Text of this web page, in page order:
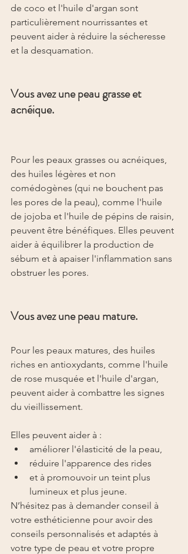
de coco et l'huile d'argan sont
particulièrement nourrissantes et
peuvent aider à réduire la sécheresse
et la desquamation.
Vous avez une peau grasse et
acnéique.
Pour les peaux grasses ou acnéiques,
des huiles légères et non
comédogènes (qui ne bouchent pas
les pores de la peau), comme l'huile
de jojoba et l'huile de pépins de raisin,
peuvent être bénéfiques. Elles peuvent
aider à équilibrer la production de
sébum et à apaiser l'inflammation sans
obstruer les pores.
Vous avez une peau mature.
Pour les peaux matures, des huiles
riches en antioxydants, comme l'huile
de rose musquée et l'huile d'argan,
peuvent aider à combattre les signes
du vieillissement.
Elles peuvent aider à :
améliorer l'élasticité de la peau,
réduire l'apparence des rides
et à promouvoir un teint plus
lumineux et plus jeune.
N’hésitez pas à demander conseil à
votre esthéticienne pour avoir des
conseils personnalisés et adaptés à
votre type de peau et votre propre